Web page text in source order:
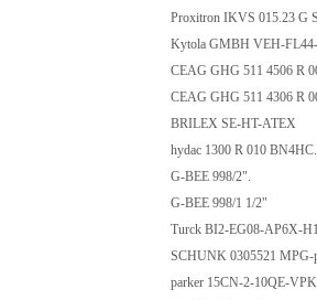
Proxitron IKVS 015.23 G
Kytola GMBH VEH-
CEAG GHG 511 4506 R
CEAG GHG 511 4306 R
BRILEX SE-HT-ATEX
hydac 1300 R 010
G-BEE 998/2".
G-BEE 998/1 1/2"
Turck BI2-EG08-AP6X-
SCHUNK 0305521
parker 15CN-2-10QE-